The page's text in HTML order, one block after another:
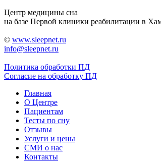
Центр медицины сна
на базе Первой клиники реабилитации в
© www.sleepnet.ru
info@sleepnet.ru
Политика обработки ПД
Согласие на обработку ПД
Главная
О Центре
Пациентам
Тесты по сну
Отзывы
Услуги и цены
СМИ о нас
Контакты